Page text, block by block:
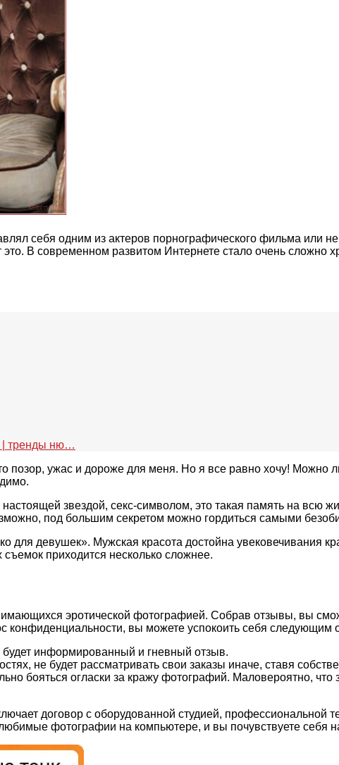
себя одним из актеров порнографического фильма или
В современном развитом Интернете стало очень сложно
| тренды ню…
позор, ужас и дороже для меня. Но я все равно хочу! Можно
звездой, секс-символом, это такая память на всю
под большим секретом можно гордиться самыми
для девушек». Мужская красота достойна увековечивания
приходится несколько сложнее.
эротической фотографией. Собрав отзывы, вы
конфиденциальности, вы можете успокоить себя следующим
будет информированный и гневный отзыв.
не будет рассматривать свои заказы иначе, ставя
бояться огласки за кражу фотографий. Маловероятно, что
договор с оборудованной студией, профессиональной
фотографии на компьютере, и вы почувствуете себя